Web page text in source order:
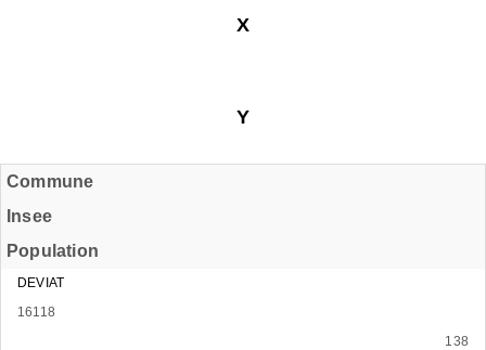
X
Y
Commune
Insee
Population
DEVIAT
16118
138